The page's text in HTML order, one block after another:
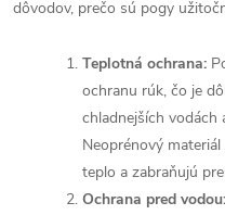
dôvodov, prečo sú pogy
Teplotná ochrana:
ochranu rúk, čo je
chladnejších vodách
Neoprénový
teplo a zabraňujú
Ochrana pred vodou: